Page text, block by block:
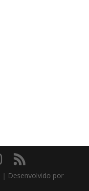
| Desenvolvido por